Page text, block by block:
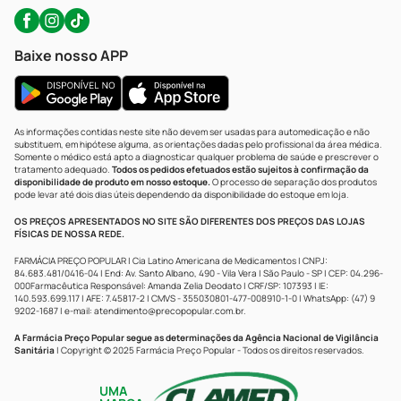
Baixe nosso APP
As informações contidas neste site não devem ser usadas para automedicação e não
substituem, em hipótese alguma, as orientações dadas pelo profissional da área médica.
Somente o médico está apto a diagnosticar qualquer problema de saúde e prescrever o
tratamento adequado. Todos os pedidos efetuados estão sujeitos à confirmação da
disponibilidade de produto em nosso estoque.O processo de separação dos produtos
pode levar até dois dias úteis dependendo da disponibilidade do estoque em loja.
OS PREÇOS APRESENTADOS NO SITE SÃO DIFERENTES DOS PREÇOS DAS LOJAS
FÍSICAS DE NOSSA REDE.
FARMÁCIA PREÇO POPULAR | Cia Latino Americana de Medicamentos | CNPJ:
84.683.481/0416-04 | End: Av. Santo Albano, 490 - Vila Vera | São Paulo - SP | CEP: 04.296-
000Farmacêutica Responsável: Amanda Zelia Deodato | CRF/SP: 107393 | IE:
140.593.699.117 | AFE: 7.45817-2 | CMVS - 355030801-477-008910-1-0 | WhatsApp: (47) 9
9202-1687 | e-mail: atendimento@precopopular.com.br.
A Farmácia Preço Popular segue as determinações da Agência Nacional de Vigilância
Sanitária | Copyright © 2025 Farmácia Preço Popular - Todos os direitos reservados.
UMA